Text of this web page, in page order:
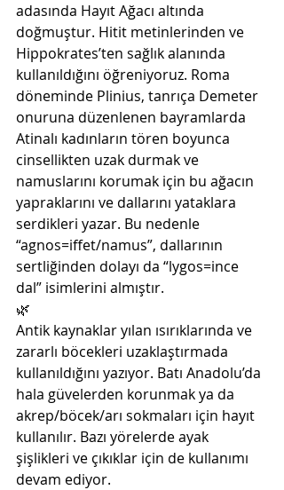
adasında Hayıt Ağacı altında
doğmuştur. Hitit metinlerinden ve
Hippokrates’ten sağlık alanında
kullanıldığını öğreniyoruz. Roma
döneminde Plinius, tanrıça Demeter
onuruna düzenlenen bayramlarda
Atinalı kadınların tören boyunca
cinsellikten uzak durmak ve
namuslarını korumak için bu ağacın
yapraklarını ve dallarını yataklara
serdikleri yazar. Bu nedenle
“agnos=iffet/namus”, dallarının
sertliğinden dolayı da “lygos=ince
dal” isimlerini almıştır.
🌿
Antik kaynaklar yılan ısırıklarında ve
zararlı böcekleri uzaklaştırmada
kullanıldığını yazıyor. Batı Anadolu’da
hala güvelerden korunmak ya da
akrep/böcek/arı sokmaları için hayıt
kullanılır. Bazı yörelerde ayak
şişlikleri ve çıkıklar için de kullanımı
devam ediyor.